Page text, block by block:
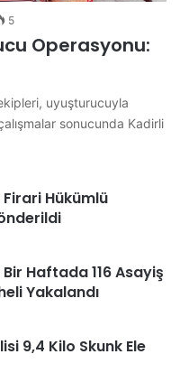
5
Operasyonu:
uyuşturucuyla
sonucunda Kadirli
Hükümlü
Haftada 116 Asayiş
Yakalandı
9,4 Kilo Skunk Ele